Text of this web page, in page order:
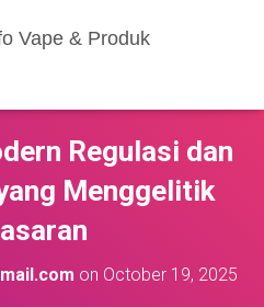
Vape & Produk
Regulasi dan
Menggelitik
on October 19, 2025